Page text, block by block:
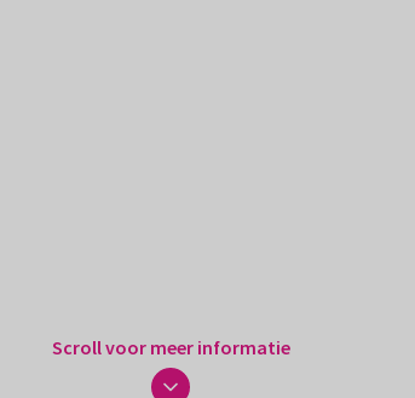
Scroll voor meer informatie